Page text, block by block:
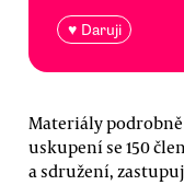
♥ Daruji
Materiály
uskupení se 150
a sdružení,